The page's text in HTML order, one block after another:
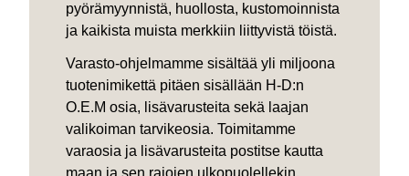
pyörämyynnistä, huollosta, kustomoinnista
ja kaikista muista merkkiin liittyvistä töistä.
Varasto-ohjelmamme sisältää yli miljoona
tuotenimikettä pitäen sisällään H-D:n
O.E.M osia, lisävarusteita sekä laajan
valikoiman tarvikeosia. Toimitamme
varaosia ja lisävarusteita postitse kautta
maan ja sen rajojen ulkopuolellekin.